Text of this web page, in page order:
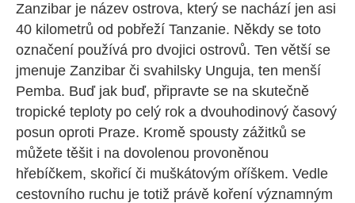
Zanzibar je název ostrova, který se nachází jen asi
40 kilometrů od pobřeží Tanzanie. Někdy se toto
označení používá pro dvojici ostrovů. Ten větší se
jmenuje Zanzibar či svahilsky Unguja, ten menší
Pemba. Buď jak buď, připravte se na skutečně
tropické teploty po celý rok a dvouhodinový časový
posun oproti Praze. Kromě spousty zážitků se
můžete těšit i na dovolenou provoněnou
hřebíčkem, skořicí či muškátovým oříškem. Vedle
cestovního ruchu je totiž právě koření významným